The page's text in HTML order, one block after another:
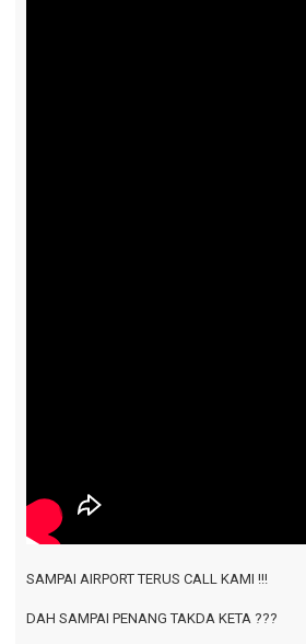
SAMPAI AIRPORT TERUS CALL KAMI !!!
DAH SAMPAI PENANG TAKDA KETA ???